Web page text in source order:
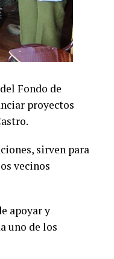
Fondo de
proyectos
sirven para
vecinos
apoyar y
uno de los